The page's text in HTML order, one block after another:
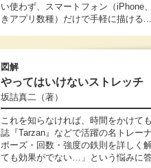
い使わず、スマートフォン（iPhone
きアプリ数種）だけで手軽に描ける...
図解
やってはいけないストレッ
坂詰真二 （著）
これを知らなければ、時間をかけて
誌『Tarzan』などで活躍の名トレー
ポーズ・回数・強度の鉄則を詳しく
ても効果がでない…」という悩みに答